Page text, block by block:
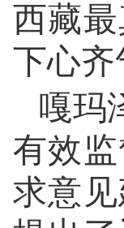
西藏
下心
嘎玛
有效
求意